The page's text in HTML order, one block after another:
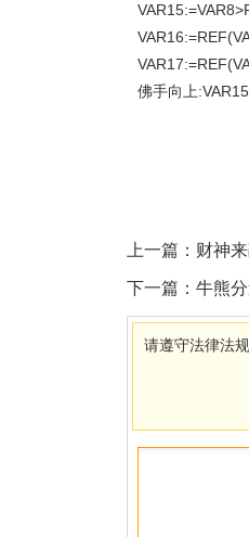
佛手向上
上一篇： 财神
下一篇： 牛熊
请遵守法律法